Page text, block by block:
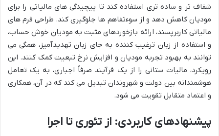
شفاف تر و ساده تری استفاده کند تا پیچیدگی های مالیاتی را برای
مودیان کاهش دهد و از سوءتفاهم ها جلوگیری کند. طراحی فرم های
مالیاتی کاربرپسند، ارائه بازخوردهای مثبت به مودیان خوش حساب،
و استفاده از زبان ترغیب کننده به جای زبان تهدیدآمیز، همگی می
توانند به بهبود تجربه مودیان و افزایش نرخ تبعیت کمک کنند. این
رویکرد، مالیات ستانی را از یک فرآیند صرفاً اجباری، به یک تعامل
هوشمندانه بین دولت و شهروندان تبدیل می کند که در آن، همکاری
و اعتماد متقابل تقویت می شود.
پیشنهادهای کاربردی: از تئوری تا اجرا